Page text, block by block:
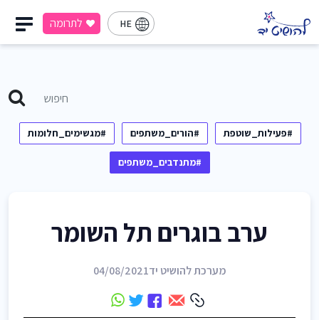
HE לתרומה
#פעילות_שוטפת #הורים_משתפים #מגשימים_חלומות
#מתנדבים_משתפים
ערב בוגרים תל השומר
מערכת להושיט יד04/08/2021